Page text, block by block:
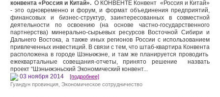
конвента «Россия и Китай».О КОНВЕНТЕ Конвент «Россия и Китай»
- это одновременно и форум, и формат объединения предприятий,
финансовых и бизнес-структур, заинтересованных в совместной
деятельности по освоению (на основе частно-государственного
партнерства) минерально-сырьевых ресурсов Восточной Сибири и
Дальнего Востока, а также иных регионов России с использованием
привлеченных инвестиций. В связи с тем, что штаб-квартира Конвента
расположена в городе Шэньчжэне, и там же планируется проводить
ежеквартальные совещания-отчеты, принято решение назвать
проект “Шэньчжэньский Экономический конвент...
03 ноября 2014 [подробнее]
Гуандун провинция Экономическое сотрудничество